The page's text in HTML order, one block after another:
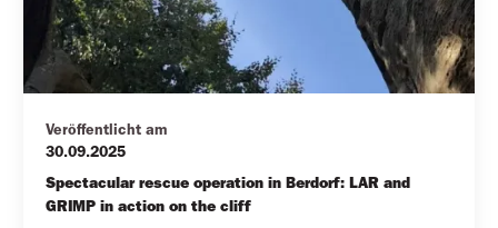
Veröffentlicht am
30.09.2025
Spectacular rescue operation in Berdorf: LAR and
GRIMP in action on the cliff